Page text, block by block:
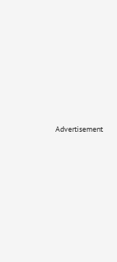
Advertisement